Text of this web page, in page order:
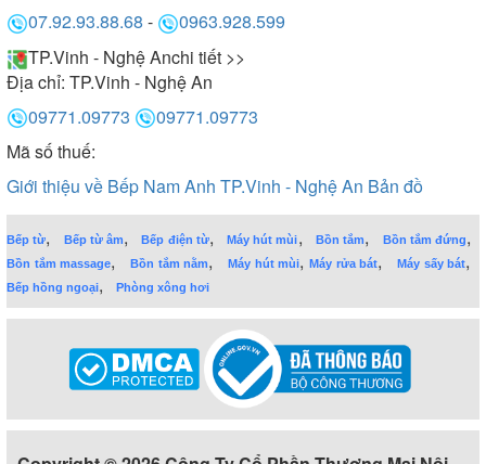
07.92.93.88.68 -
0963.928.599
TP.Vinh - Nghệ Anchi tiết >>
Địa chỉ: TP.Vinh - Nghệ An
09771.09773
09771.09773
Mã số thuế:
Giới thiệu về Bếp Nam Anh TP.Vinh - Nghệ An Bản đồ
Bếp từ, Bếp từ âm,Bếp điện từ,Máy hút mùi, Bồn tắm, Bồn tắm đứng,
Bồn tắm massage,Bồn tắm nằm,Máy hút mùi,Máy rửa bát,Máy sấy bát,
Bếp hồng ngoại, Phòng xông hơi